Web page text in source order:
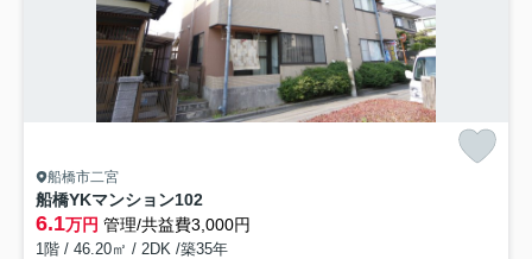
船橋市二宮
船橋YKマンション102
6.1万円 管理/共益費3,000円
1階 / 46.20㎡ / 2DK /築35年